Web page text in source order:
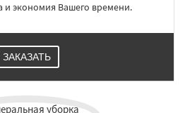
и экономия Вашего времени.
ЗАКАЗАТЬ